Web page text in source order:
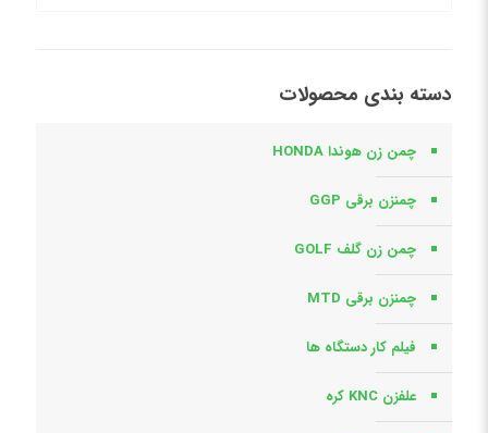
دسته بندی محصولات
چمن زن هوندا HONDA
چمنزن برقی GGP
چمن زن گلف GOLF
چمنزن برقی MTD
فیلم کار دستگاه ها
علفزن KNC کره